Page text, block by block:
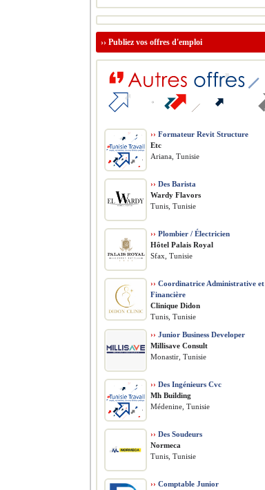
›› Publiez vos offres d'emploi
›› Formateur Revit Structure
Etc
Ariana, Tunisie
›› Des Barista
Wardy Flavors
Tunis, Tunisie
›› Plombier / Électricien
Hôtel Palais Royal
Sfax, Tunisie
›› Coordinatrice Administrative et
Financière
Clinique Didon
Tunis, Tunisie
›› Junior Business Developer
Millisave Consult
Monastir, Tunisie
›› Des Ingénieurs Cvc
Mh Building
Médenine, Tunisie
›› Des Soudeurs
Normeca
Tunis, Tunisie
›› Comptable Junior